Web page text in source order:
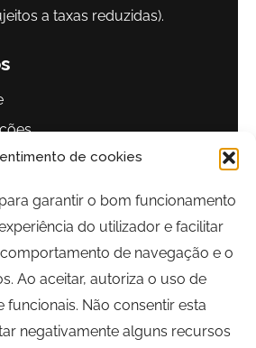
de cookies
garantir o bom funcionamento
do utilizador e facilitar
de navegação e o
Ao aceitar, autoriza o uso de
funcionais. Não consentir esta
negativamente alguns recursos
a taxas reduzidas).
Mestre
a Sexta-feira | 09h00 às 17h00